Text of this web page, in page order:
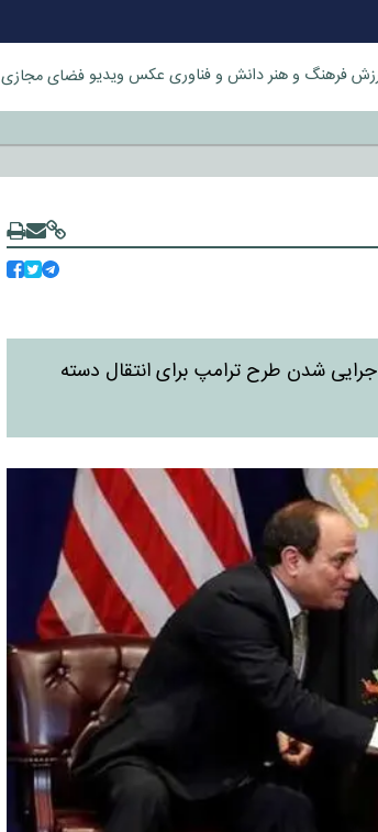
فرهنگ و هنردانش و فناوری عکس ویدیوفضای مجازی
شدن طرح ترامپ برای انتقال دسته